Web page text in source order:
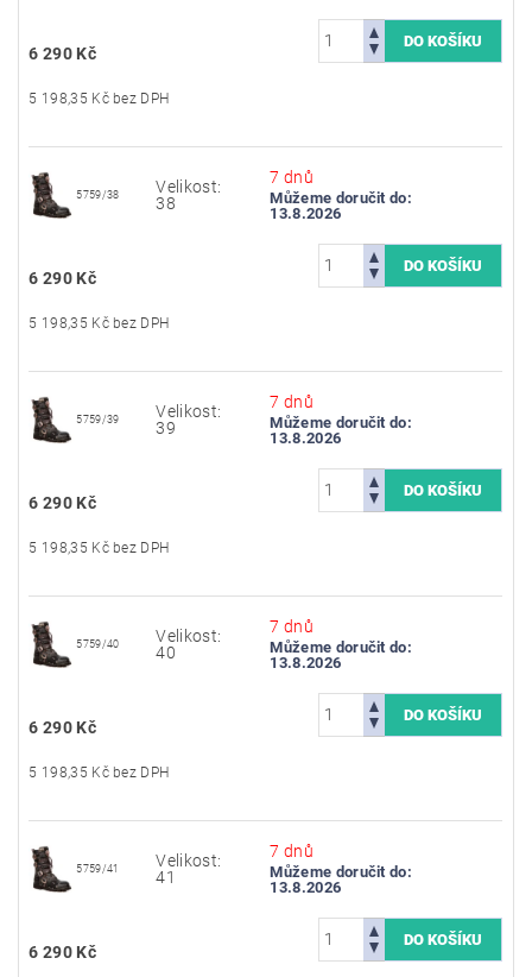
6 290 Kč
5 198,35 Kč bez DPH
5759/38
Velikost:
38
7 dnů
Můžeme doručit do:
13.8.2026
6 290 Kč
5 198,35 Kč bez DPH
5759/39
Velikost:
39
7 dnů
Můžeme doručit do:
13.8.2026
6 290 Kč
5 198,35 Kč bez DPH
5759/40
Velikost:
40
7 dnů
Můžeme doručit do:
13.8.2026
6 290 Kč
5 198,35 Kč bez DPH
5759/41
Velikost:
41
7 dnů
Můžeme doručit do:
13.8.2026
6 290 Kč